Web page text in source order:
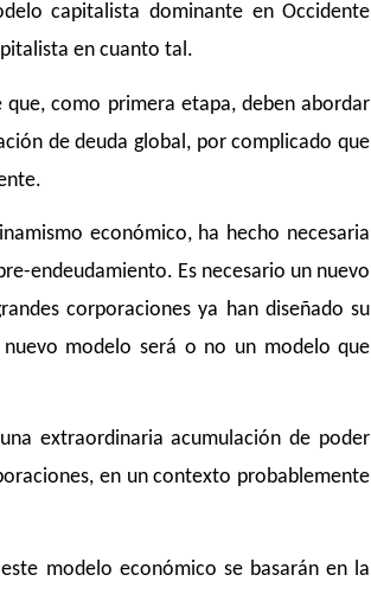
capitalista dominante en Occidente
en cuanto tal.
que, como primera etapa, deben abordar
de deuda global, por complicado que
económico, ha hecho necesaria
endeudamiento. Es necesario un nuevo
corporaciones ya han diseñado su
modelo será o no un modelo que
extraordinaria acumulación de poder
en un contexto probablemente
modelo económico se basarán en la